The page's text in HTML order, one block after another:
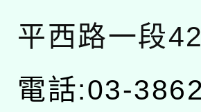
平西路一段
電話:03-